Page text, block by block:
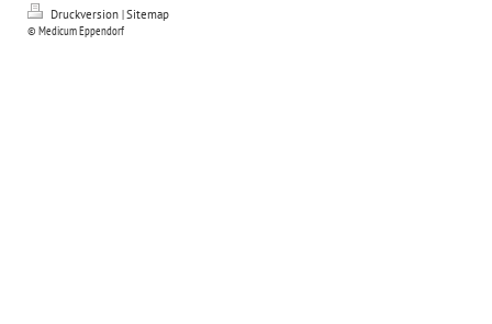
Druckversion |Sitemap
© Medicum Eppendorf